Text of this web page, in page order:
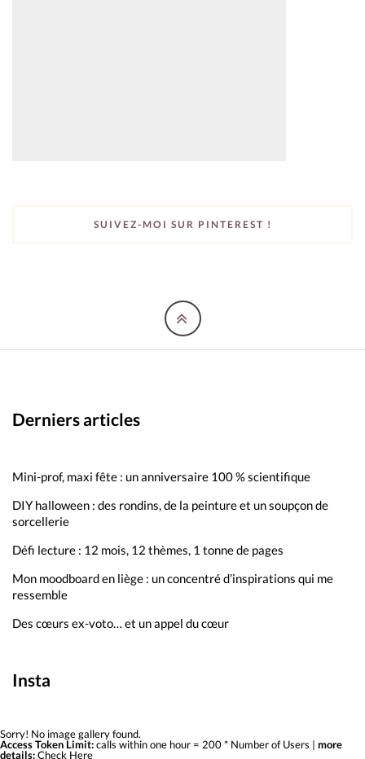
SUIVEZ-MOI SUR PINTEREST !
Derniers articles
Mini-prof, maxi fête : un anniversaire 100 % scientifique
DIY halloween : des rondins, de la peinture et un soupçon de
sorcellerie
Défi lecture : 12 mois, 12 thèmes, 1 tonne de pages
Mon moodboard en liège : un concentré d’inspirations qui me
ressemble
Des cœurs ex-voto… et un appel du cœur
Insta
Sorry! No image gallery found.
Access Token Limit:calls within one hour = 200 * Number of Users | more
details:Check Here